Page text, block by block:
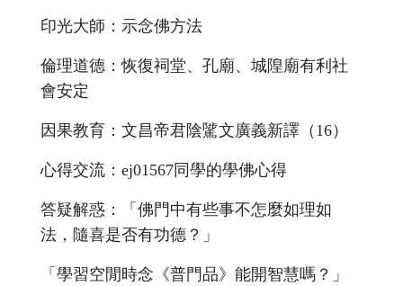
印光大師：示念佛方法
倫理道德：恢復祠堂、孔廟、城隍廟有利社
會安定
因果教育：文昌帝君陰騭文廣義新譯（16）
心得交流：ej01567同學的學佛心得
答疑解惑：「佛門中有些事不怎麼如理如
法，隨喜是否有功德？」
「學習空閒時念《普門品》能開智慧嗎？」